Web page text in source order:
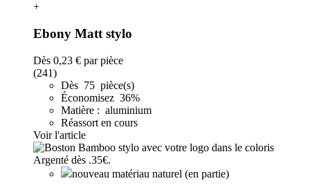
+
Ebony Matt stylo
Dès 0,23 € par pièce
(241)
Dès 75 pièce(s)
Économisez 36%
Matière : aluminium
Réassort en cours
Voir l'article
nouveau matériau naturel (en partie)